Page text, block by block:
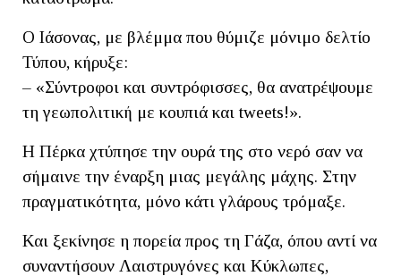
Ο Ιάσονας, με βλέμμα που θύμιζε μόνιμο δελτίο
Τύπου, κήρυξε:
– «Σύντροφοι και συντρόφισσες, θα ανατρέψουμε
τη γεωπολιτική με κουπιά και tweets!».
Η Πέρκα χτύπησε την ουρά της στο νερό σαν να
σήμαινε την έναρξη μιας μεγάλης μάχης. Στην
πραγματικότητα, μόνο κάτι γλάρους τρόμαξε.
Και ξεκίνησε η πορεία προς τη Γάζα, όπου αντί να
συναντήσουν Λαιστρυγόνες και Κύκλωπες,